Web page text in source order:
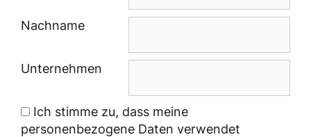
Nachname
Unternehmen
Ich stimme zu, dass meine
personenbezogene Daten verwendet